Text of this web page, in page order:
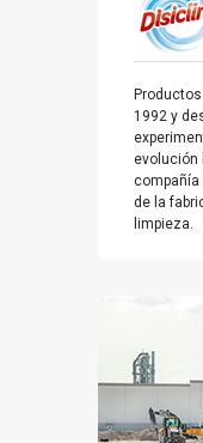
1992 y
evolución
de la
limpieza.